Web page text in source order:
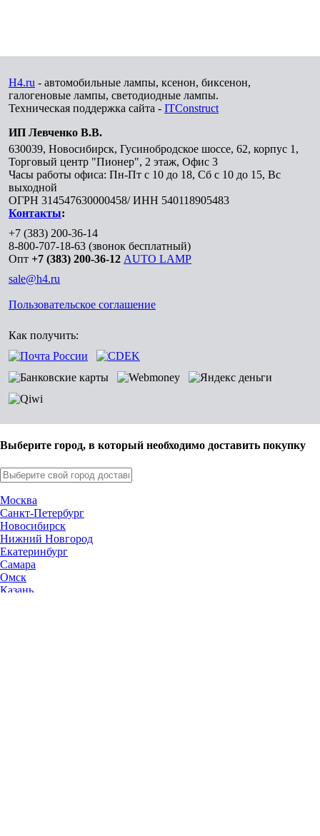
H4.ru - автомобильные лампы, ксенон, биксенон,
галогеновые лампы, светодиодные лампы.
Техническая поддержка сайта - ITConstruct
ИП Левченко В.В.
630039, Новосибирск, Гусинобродское шоссе, 62, корпус 1,
Торговый центр "Пионер", 2 этаж, Офис 3
Часы работы офиса: Пн-Пт с 10 до 18, Сб с 10 до 15, Вс
выходной
ОГРН 314547630000458/ ИНН 540118905483
Контакты:
+7 (383) 200-36-14
8-800-707-18-63 (звонок бесплатный)
Опт +7 (383) 200-36-12 AUTO LAMP
sale@h4.ru
Пользовательское соглашение
Как получить:
Выберите город, в который необходимо доставить покупку
Москва
Санкт-Петербург
Новосибирск
Нижний Новгород
Екатеринбург
Самара
Омск
Казань